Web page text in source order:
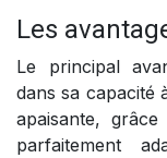
Les
Le principal
dans sa capacité
apaisante,
parfaitement